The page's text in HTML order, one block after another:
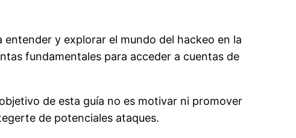
y explorar el mundo del hackeo en la
fundamentales para acceder a cuentas de
de esta guía no es motivar ni promover
de potenciales ataques.